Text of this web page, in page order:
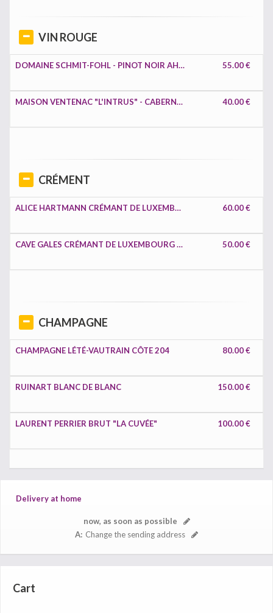
VIN ROUGE
DOMAINE SCHMIT-FOHL - PINOT NOIR AHN GOELLEBOURG 2020 LUXEMBOURG 55.00 €
MAISON VENTENAC "L'INTRUS" - CABERNET FRANC LANGUEDOC 2021 FRANCE 40.00 €
CRÉMENT
ALICE HARTMANN CRÉMANT DE LUXEMBOURG MOSELLE LUXEMBOURG 60.00 €
CAVE GALES CRÉMANT DE LUXEMBOURG MOSELLE LUXEMBOURG 50.00 €
CHAMPAGNE
CHAMPAGNE LÉTÉ-VAUTRAIN CÔTE 204 80.00 €
RUINART BLANC DE BLANC 150.00 €
LAURENT PERRIER BRUT "LA CUVÉE" 100.00 €
Delivery at home
now, as soon as possible
A: Change the sending address
Cart